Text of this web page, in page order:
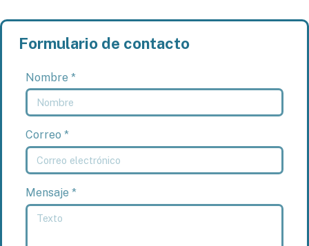
Formulario de contacto
Nombre *
Correo *
Mensaje *